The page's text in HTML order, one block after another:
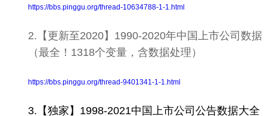
https://bbs.pinggu.org/thread-10634788-1-1.html
2.【更新至2020】1990-2020年中国上市公司数据
（最全！1318个变量，含数据处理）
https://bbs.pinggu.org/thread-9401341-1-1.html
3.【独家】1998-2021中国上市公司公告数据大全